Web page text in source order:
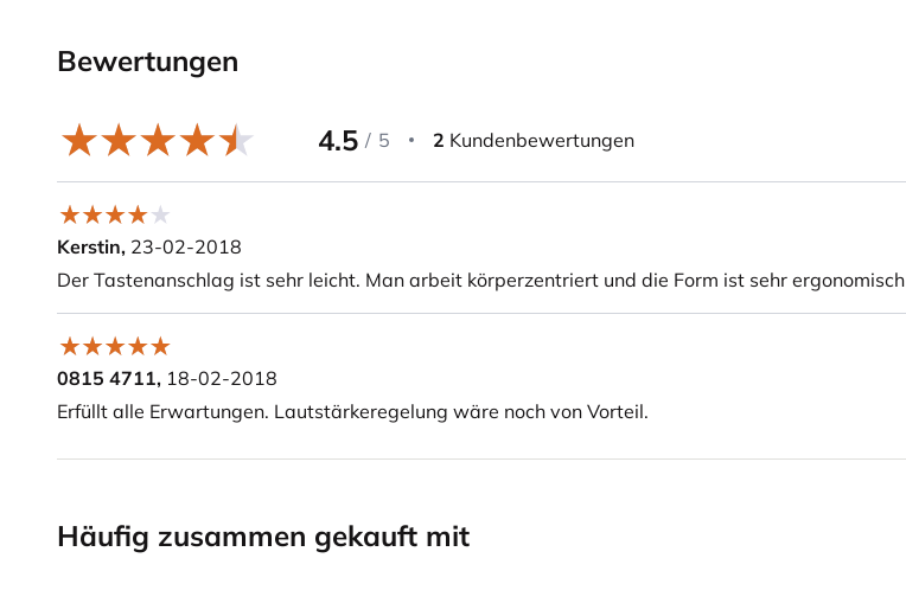
Bewertungen
4.5 / 5 2 Kundenbewertungen
Kerstin, 23-02-2018
Der Tastenanschlag ist sehr leicht. Man arbeit körperzentriert und die Form ist sehr ergonomisch
0815 4711, 18-02-2018
Erfüllt alle Erwartungen. Lautstärkeregelung wäre noch von Vorteil.
Häufig zusammen gekauft mit